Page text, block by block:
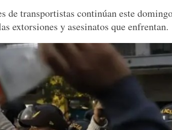
de transportistas continúan este
extorsiones y asesinatos que enfrentan.